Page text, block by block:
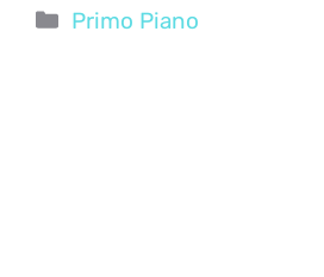
Categorie
Primo Piano